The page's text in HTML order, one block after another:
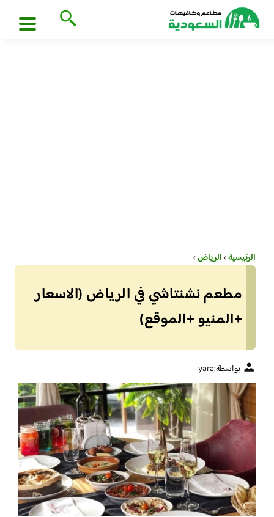
الرئيسية›الرياض›
مطعم نشنتاشي في الرياض (الاسعار
+المنيو +الموقع)
بواسطة:yara